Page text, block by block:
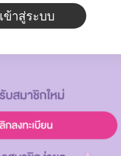
เข้าสู่ระบบ